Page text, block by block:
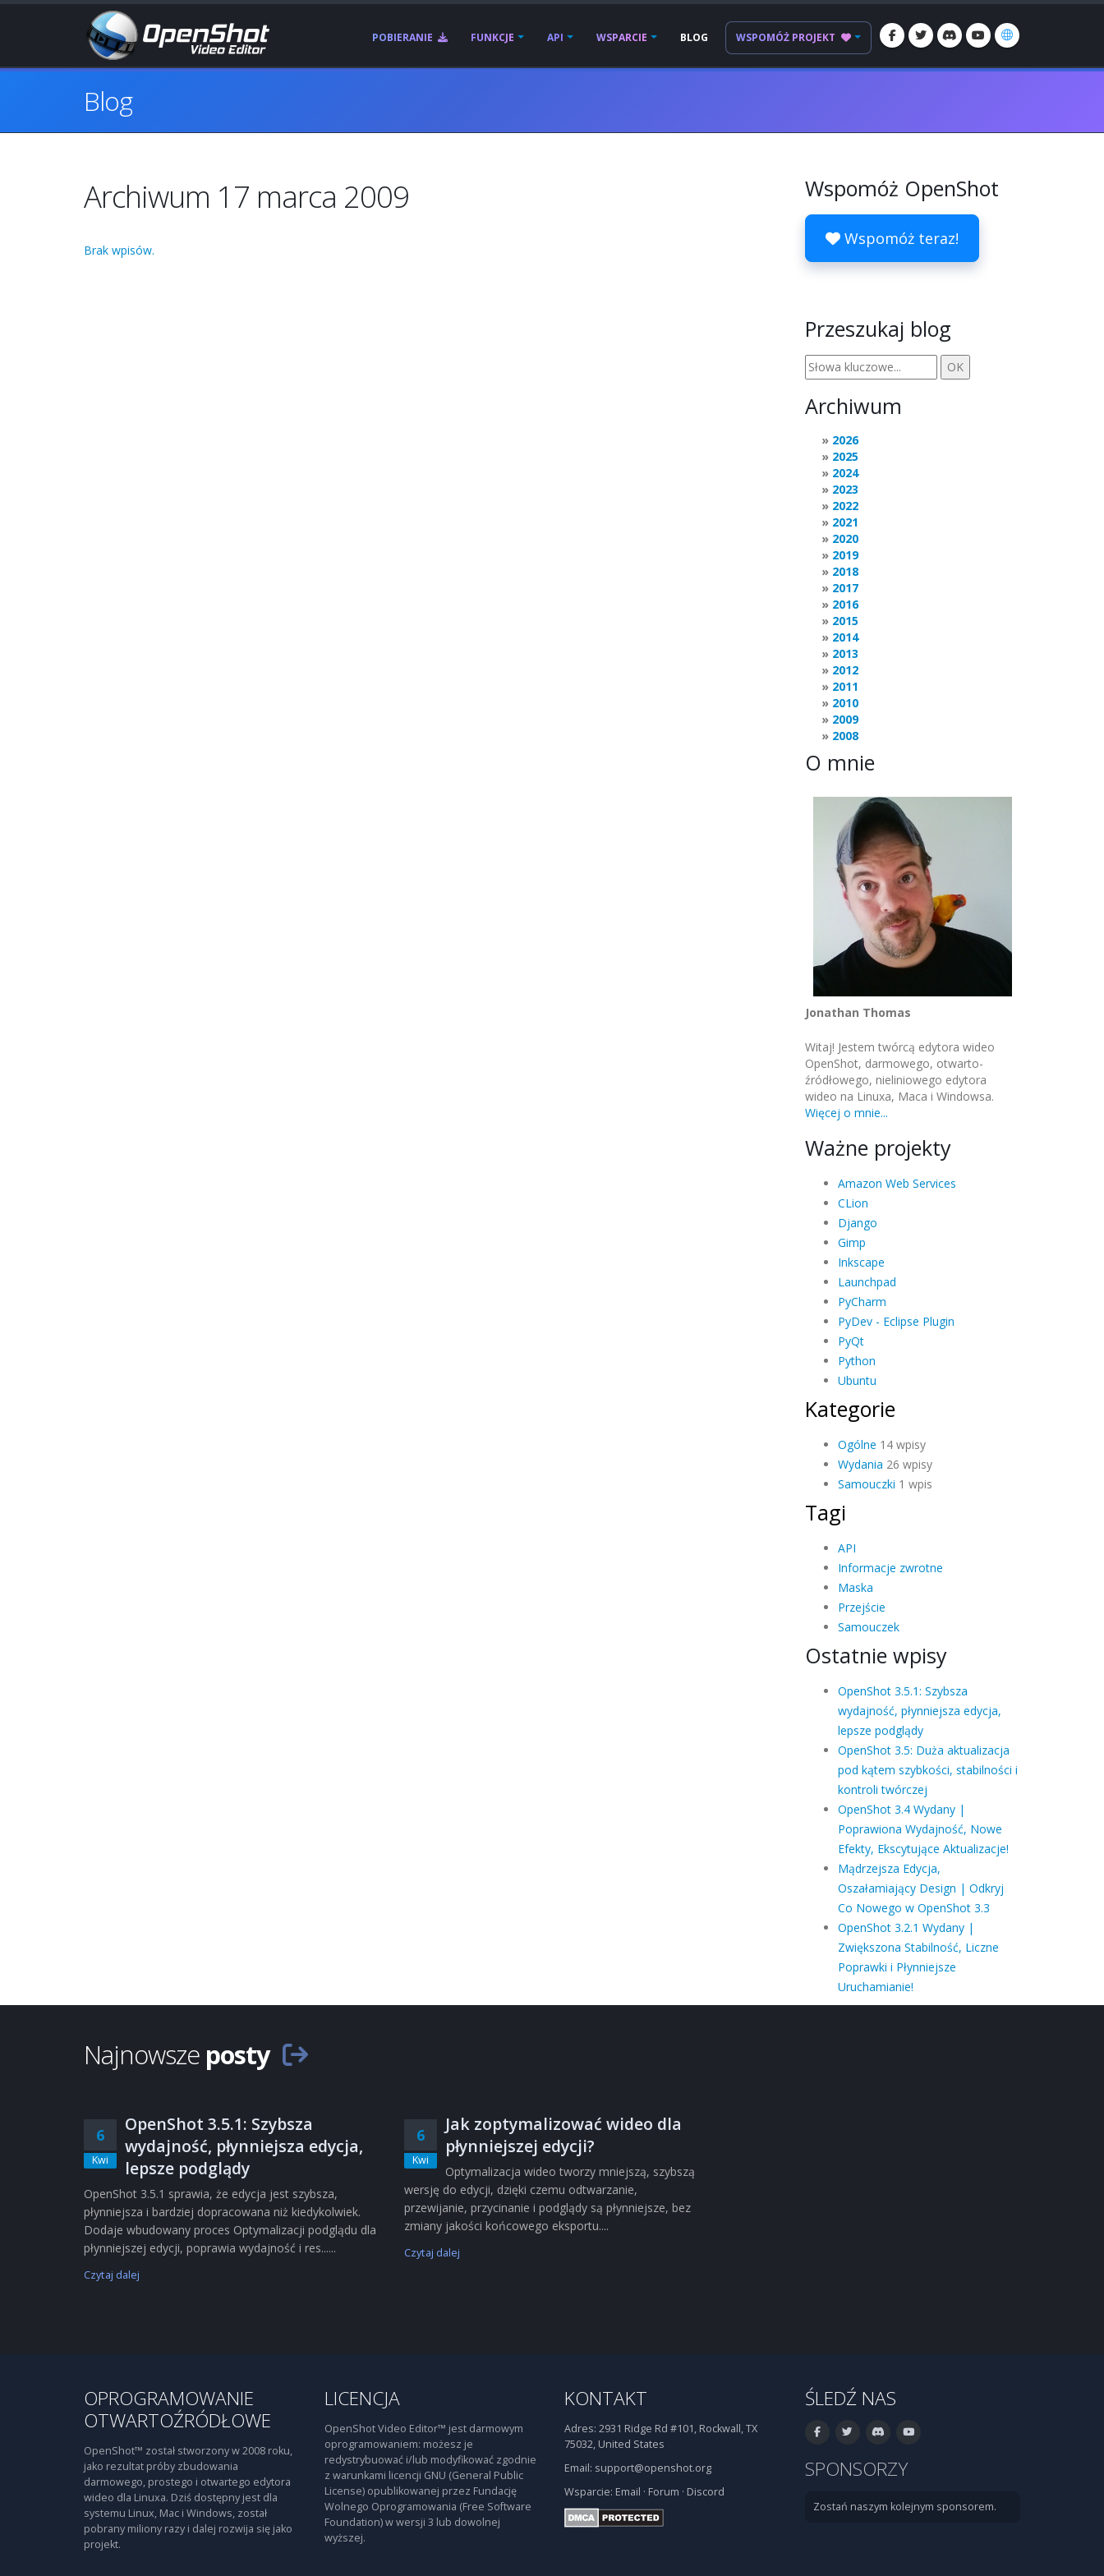
POBIERANIE FUNKCJE API WSPARCIE BLOG WSPOMÓŻ PROJEKT
Blog
Archiwum 17 marca 2009
Brak wpisów.
Wspomóż OpenShot
Wspomóż teraz!
Przeszukaj blog
Archiwum
2026
2025
2024
2023
2022
2021
2020
2019
2018
2017
2016
2015
2014
2013
2012
2011
2010
2009
2008
O mnie
Jonathan Thomas
Witaj! Jestem twórcą edytora wideo
OpenShot, darmowego, otwarto-
źródłowego, nieliniowego edytora
wideo na Linuxa, Maca i Windowsa.
Więcej o mnie...
Ważne projekty
Amazon Web Services
CLion
Django
Gimp
Inkscape
Launchpad
PyCharm
PyDev - Eclipse Plugin
PyQt
Python
Ubuntu
Kategorie
Ogólne 14 wpisy
Wydania 26 wpisy
Samouczki 1 wpis
Tagi
API
Informacje zwrotne
Maska
Przejście
Samouczek
Ostatnie wpisy
OpenShot 3.5.1: Szybsza
wydajność, płynniejsza edycja,
lepsze podglądy
OpenShot 3.5: Duża aktualizacja
pod kątem szybkości, stabilności i
kontroli twórczej
OpenShot 3.4 Wydany |
Poprawiona Wydajność, Nowe
Efekty, Ekscytujące Aktualizacje!
Mądrzejsza Edycja,
Oszałamiający Design | Odkryj
Co Nowego w OpenShot 3.3
OpenShot 3.2.1 Wydany |
Zwiększona Stabilność, Liczne
Poprawki i Płynniejsze
Uruchamianie!
Najnowsze posty
6
Kwi
OpenShot 3.5.1: Szybsza
wydajność, płynniejsza edycja,
lepsze podglądy
OpenShot 3.5.1 sprawia, że edycja jest szybsza,
płynniejsza i bardziej dopracowana niż kiedykolwiek.
Dodaje wbudowany proces Optymalizacji podglądu dla
płynniejszej edycji, poprawia wydajność i res......
Czytaj dalej
6
Kwi
Jak zoptymalizować wideo dla
płynniejszej edycji?
Optymalizacja wideo tworzy mniejszą, szybszą
wersję do edycji, dzięki czemu odtwarzanie,
przewijanie, przycinanie i podglądy są płynniejsze, bez
zmiany jakości końcowego eksportu....
Czytaj dalej
OPROGRAMOWANIE
OTWARTOŹRÓDŁOWE
OpenShot™ został stworzony w 2008 roku,
jako rezultat próby zbudowania
darmowego, prostego i otwartego edytora
wideo dla Linuxa. Dziś dostępny jest dla
systemu Linux, Mac i Windows, został
pobrany miliony razy i dalej rozwija się jako
projekt.
LICENCJA
OpenShot Video Editor™ jest darmowym
oprogramowaniem: możesz je
redystrybuować i/lub modyfikować zgodnie
z warunkami licencji GNU (General Public
License) opublikowanej przez Fundację
Wolnego Oprogramowania (Free Software
Foundation) w wersji 3 lub dowolnej
wyższej.
KONTAKT
Adres: 2931 Ridge Rd #101, Rockwall, TX
75032, United States
Email: support@openshot.org
Wsparcie: Email · Forum · Discord
ŚLEDŹ NAS
SPONSORZY
Zostań naszym kolejnym sponsorem.